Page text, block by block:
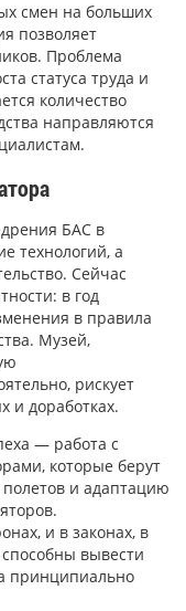
смен на больших
позволяет
Проблема
статуса труда и
количество
направляются
БАС в
технологий, а
Сейчас
в год
в правила
Музей,
рискует
и доработках.
— работа с
которые берут
и адаптацию
и в законах, в
вывести
принципиально